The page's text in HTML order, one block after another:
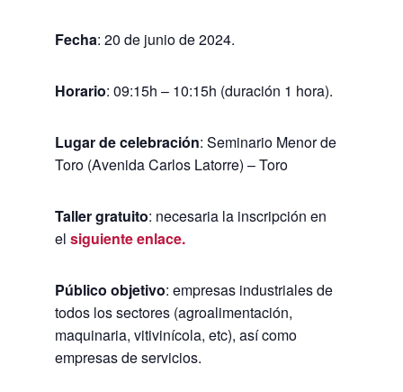
Fecha: 20 de junio de 2024.
Horario: 09:15h – 10:15h (duración 1 hora).
Lugar de celebración: Seminario Menor de
Toro (Avenida Carlos Latorre) – Toro
Taller gratuito: necesaria la inscripción en
el siguiente enlace.
Público objetivo: empresas industriales de
todos los sectores (agroalimentación,
maquinaria, vitivinícola, etc), así como
empresas de servicios.